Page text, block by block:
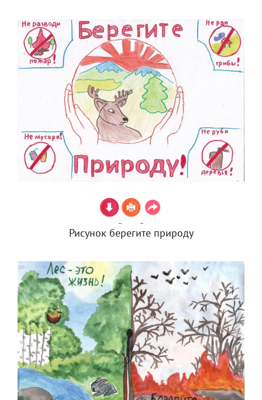
Рисунок берегите природу